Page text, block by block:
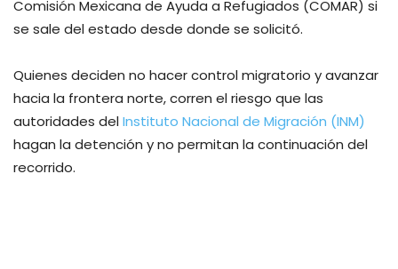
Comisión Mexicana de Ayuda a Refugiados (COMAR) si
se sale del estado desde donde se solicitó.
Quienes deciden no hacer control migratorio y avanzar
hacia la frontera norte, corren el riesgo que las
autoridades delInstituto Nacional de Migración (INM)
hagan la detención y no permitan la continuación del
recorrido.